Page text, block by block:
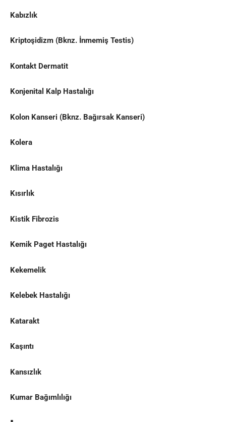
Kabızlık
Kriptoşidizm (Bknz. İnmemiş Testis)
Kontakt Dermatit
Konjenital Kalp Hastalığı
Kolon Kanseri (Bknz. Bağırsak Kanseri)
Kolera
Klima Hastalığı
Kısırlık
Kistik Fibrozis
Kemik Paget Hastalığı
Kekemelik
Kelebek Hastalığı
Katarakt
Kaşıntı
Kansızlık
Kumar Bağımlılığı